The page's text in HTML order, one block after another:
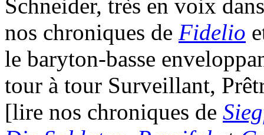
Schneider, très en voix
nos chroniques de Fidelio
le baryton-basse
tour à tour Surveillant,
[lire nos chroniques de